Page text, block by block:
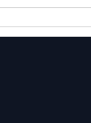
acidente com